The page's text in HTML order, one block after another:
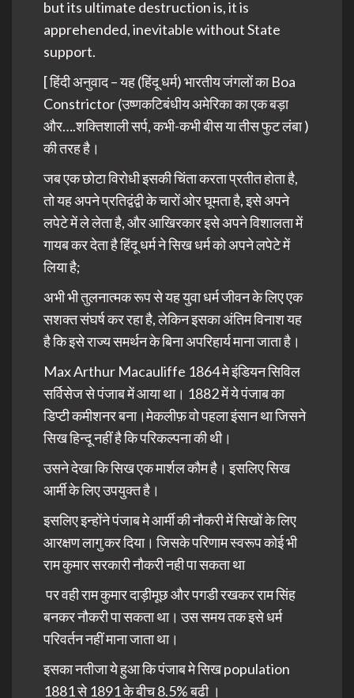
but its ultimate destruction is, it is
apprehended, inevitable without State
support.
[ हिंदी अनुवाद – यह (हिंदू धर्म) भारतीय जंगलों का Boa
Constrictor (उष्णकटिबंधीय अमेरिका का एक बड़ा
और….शक्तिशाली सर्प, कभी-कभी बीस या तीस फुट लंबा )
की तरह है।
जब एक छोटा विरोधी इसकी चिंता करता प्रतीत होता है,
तो यह अपने प्रतिद्वंद्वी के चारों ओर घूमता है, इसे अपने
लपेटे में ले लेता है, और आखिरकार इसे अपने विशालता में
गायब कर देता है हिंदू धर्म ने सिख धर्म को अपने लपेटे में
लिया है;
अभी भी तुलनात्मक रूप से यह युवाधर्मजीवन के लिए एक
सशक्त संघर्ष कर रहा है, लेकिन इसका अंतिम विनाश यह
है कि इसे राज्य समर्थन के बिना अपरिहार्य माना जाता है।
Max Arthur Macauliffe 1864 मे इंडियन सिविल
सर्विसेज से पंजाब में आया था। 1882 में ये पंजाब का
डिप्टी कमीशनर बना।मेकलीफ़ वो पहला इंसान था जिसने
सिख हिन्दू नहीं है कि परिकल्पना की थी।
उसने देखा कि सिख एक मार्शल कौम है। इसलिए सिख
आर्मी के लिए उपयुक्त है।
इसलिए इन्होंने पंजाब मे आर्मी की नौकरी में सिखों के लिए
आरक्षण लागु कर दिया। जिसके परिणाम स्वरूप कोई भी
राम कुमार सरकारी नौकरी नही पा सकता था
पर वही राम कुमार दाड़ीमूछ और पगडी रखकर राम सिंह
बनकर नौकरी पा सकता था। उस समय तक इसे धर्म
परिवर्तन नहीं माना जाता था।
इसका नतीजा ये हुआ कि पंजाब मे सिख population
1881 से 1891 के बीच 8.5% बढी ।